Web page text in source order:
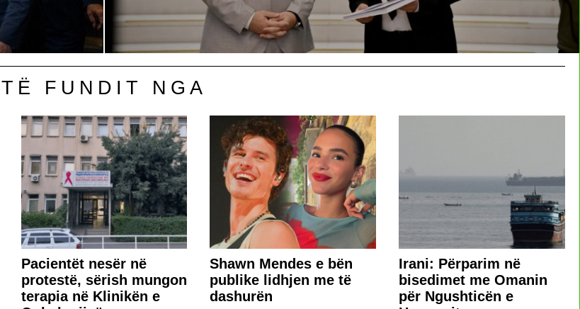
TË FUNDIT NGA
Pacientët nesër në
protestë, sërish mungon
terapia në Klinikën e
​Shawn Mendes e bën
publike lidhjen me të
dashurën
Irani: Përparim në
bisedimet me Omanin
për Ngushticën e